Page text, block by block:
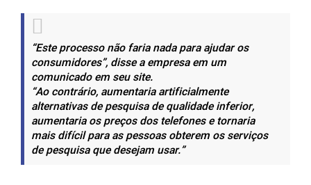
“Este processo não faria nada para ajudar os
consumidores”, disse a empresa em um
comunicado em seu site.
“Ao contrário, aumentaria artificialmente
alternativas de pesquisa de qualidade inferior,
aumentaria os preços dos telefones e tornaria
mais difícil para as pessoas obterem os serviços
de pesquisa que desejam usar.”